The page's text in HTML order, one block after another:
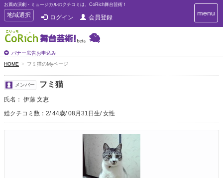
お薦め演劇・ミュージカルのクチコミは、CoRich舞台芸術！
T
o
g
g
e
n
a
v
i
g
t
i
地域選択 ログイン 会員登録
バナー広告お申込み
T
o
a
t
menu
HOME フミ猫のMyページ
メンバー フミ猫
氏名： 伊藤 文恵
総クチコミ数：2 44歳 08月31日生 女性